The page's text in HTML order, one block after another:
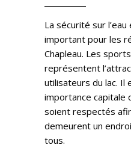
La sécurité sur
important pour les
Chapleau. Les
représentent
utilisateurs du lac. Il
importance capitale
soient respectés
demeurent un
tous.